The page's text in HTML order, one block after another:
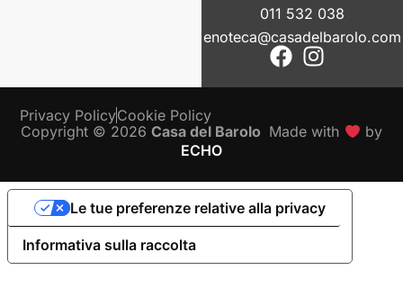
011 532 038
enoteca@casadelbarolo.com
Copyright © 2026Casa del Barolo Made with
by
ECHO
Privacy PolicyCookie Policy
Informativa sulla raccolta
Le tue preferenze relative alla privacy